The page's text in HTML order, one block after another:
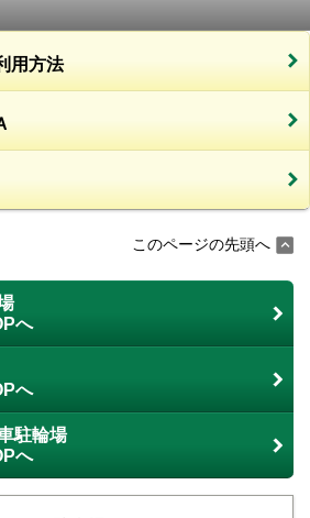
用方法
このページの先頭へ
へ
へ
駐輪場
へ